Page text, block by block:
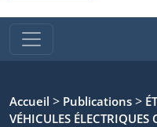
Accueil > Publications >
VÉHICULES ÉLECTRIQUES